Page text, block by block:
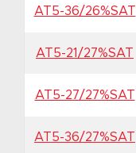
AT5-36/26%SAT
AT5-21/27%SAT
AT5-27/27%SAT
AT5-36/27%SAT